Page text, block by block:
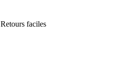
Retours faciles